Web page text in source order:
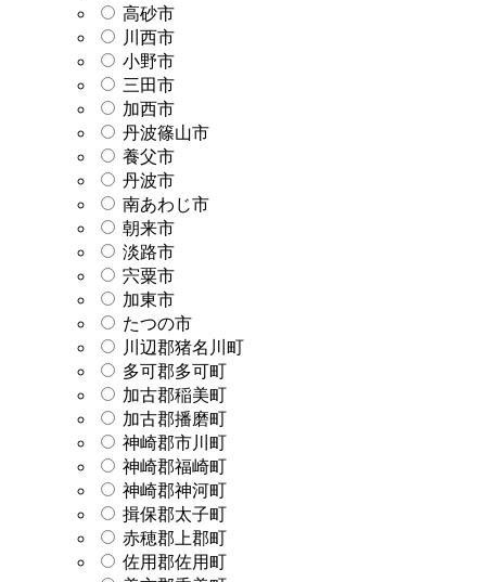
高砂市
川西市
小野市
三田市
加西市
丹波篠山市
養父市
丹波市
南あわじ市
朝来市
淡路市
宍粟市
加東市
たつの市
川辺郡猪名川町
多可郡多可町
加古郡稲美町
加古郡播磨町
神崎郡市川町
神崎郡福崎町
神崎郡神河町
揖保郡太子町
赤穂郡上郡町
佐用郡佐用町